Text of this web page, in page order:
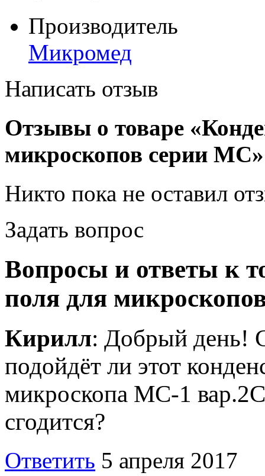
Производитель
Микромед
Написать отзыв
Отзывы о товаре
микроскопов серии МС»
Никто пока не оставил
Задать вопрос
Вопросы и ответы к
поля для
Кирилл: Добрый день!
подойдёт ли этот
микроскопа МС-1
сгодится?
Ответить 5 апреля 2017